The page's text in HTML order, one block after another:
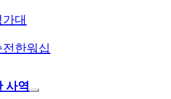
가대
전한워십
사역